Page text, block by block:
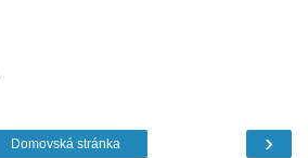
›
Domovská stránka